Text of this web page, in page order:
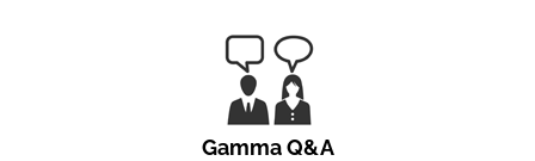
Gamma Q&A